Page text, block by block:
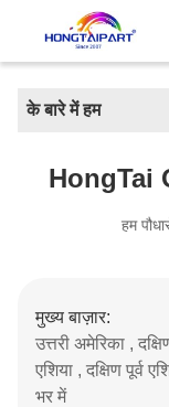
के बारे में हम
HongTai
हम
मुख्य बाज़ार:
उत्तरी अमेरिका ,
एशिया , दक्षिण पूर्व
भर में